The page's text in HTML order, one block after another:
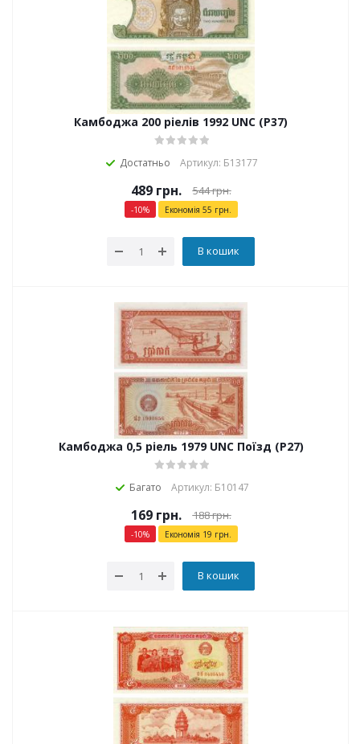
Камбоджа 200 ріелів 1992 UNC (P37)
Достатньо Артикул: Б13177
489грн. 544грн.
-10% Економія 55 грн.
В кошик
Камбоджа 0,5 ріель 1979 UNC Поїзд (P27)
Багато Артикул: Б10147
169грн. 188грн.
-10% Економія 19 грн.
В кошик